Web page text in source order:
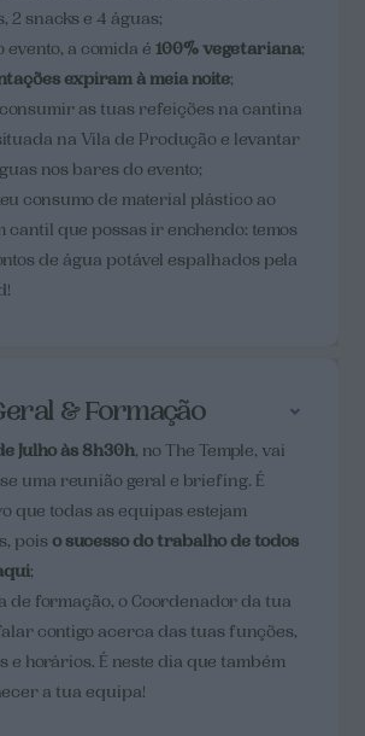
2 snacks e 4 águas;
evento, a comida é100% vegetariana;
expiram à meia noite;
as tuas refeições na cantina
na Vila de Produção e levantar
nos bares do evento;
consumo de material plástico ao
cantil que possas ir enchendo: temos
de água potável espalhados pela
& Formação
Julho às 8h30h, no The Temple, vai
uma reunião geral e briefing. É
que todas as equipas estejam
pois o sucesso do trabalho de todos
;
de formação, o Coordenador da tua
contigo acerca das tuas funções,
e horários. É neste dia que também
a tua equipa!